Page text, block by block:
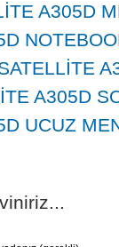
A305D
A305D
UCUZ